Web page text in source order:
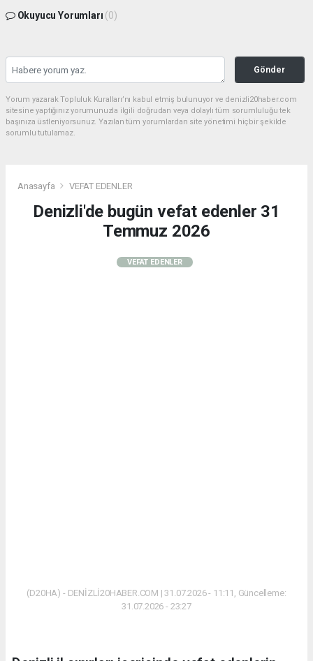
Okuyucu Yorumları (0)
Gönder
Yorum yazarak Topluluk Kuralları’nı kabul etmiş bulunuyor ve denizli20haber.com
sitesine yaptığınız yorumunuzla ilgili doğrudan veya dolaylı tüm sorumluluğu tek
başınıza üstleniyorsunuz. Yazılan tüm yorumlardan site yönetimi hiçbir şekilde
sorumlu tutulamaz.
Anasayfa VEFAT EDENLER
Denizli'de bugün vefat edenler 31
Temmuz 2026
VEFAT EDENLER
(D20HA) - DENİZLİ20HABER.COM | 31.07.2026 - 11:11, Güncelleme:
31.07.2026 - 23:27